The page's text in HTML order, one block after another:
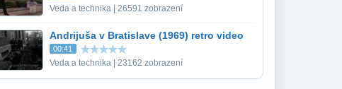
Veda a technika | 26591 zobrazení
Andrijuša v Bratislave (1969) retro video
00:41
Veda a technika | 23162 zobrazení